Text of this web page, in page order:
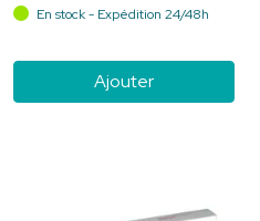
En stock - Expédition 24/48h
Ajouter